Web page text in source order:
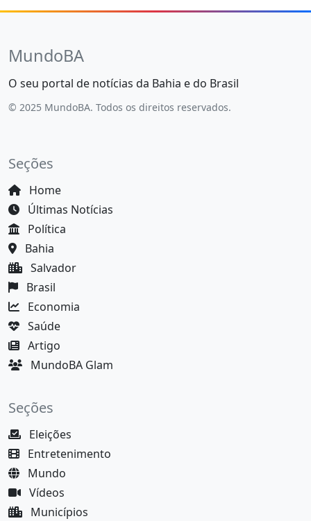
MundoBA
O seu portal de notícias da Bahia e do Brasil
© 2025 MundoBA. Todos os direitos reservados.
Seções
Home
Últimas Notícias
Política
Bahia
Salvador
Brasil
Economia
Saúde
Artigo
MundoBA Glam
Seções
Eleições
Entretenimento
Mundo
Vídeos
Municípios